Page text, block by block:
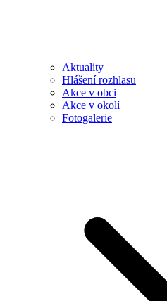
Aktuality
Hlášení rozhlasu
Akce v obci
Akce v okolí
Fotogalerie